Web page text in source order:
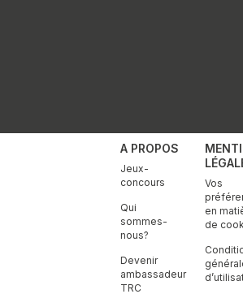
A PROPOS
Jeux-
concours
Qui
sommes-
nous?
Devenir
ambassadeur
TRC
Vos
en
de